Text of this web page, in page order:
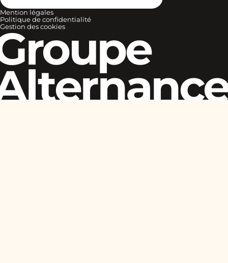
Mention légales
Politique de confidentialité
Gestion des cookies